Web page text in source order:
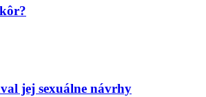
jej sexuálne návrhy